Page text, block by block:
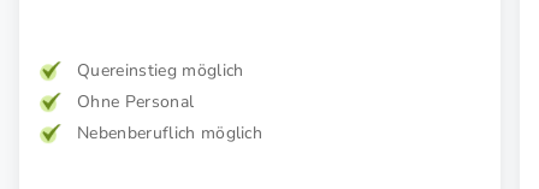
Konzept.Quereinstieg möglich
Ohne Personal
Nebenberuflich möglich